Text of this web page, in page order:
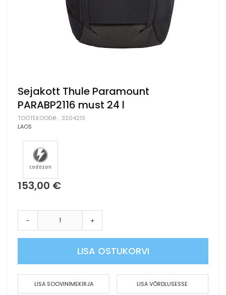
Skip
to
the
beginning
of
images
gallery
Sejakott Thule Paramount
PARABP2116 must 24 l
TOOTEKOOD
3204213
LAOS
153,00 €
- +
LISA OSTUKORVI
LISA SOOVINIMEKIRJA LISA VÕRDLUSESSE